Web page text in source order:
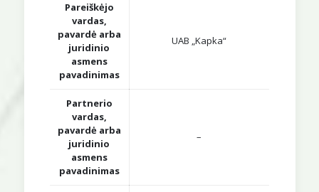
Pareiškėjo
vardas,
pavardė arba
juridinio
asmens
pavadinimas
UAB „Kapka“
Partnerio
vardas,
pavardė arba
juridinio
asmens
pavadinimas
–